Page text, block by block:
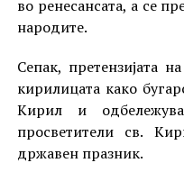
во ренесансата, а се
народите.
Сепак, претензијата
кирилицата како
Кирил и
просветители св.
државен празник.